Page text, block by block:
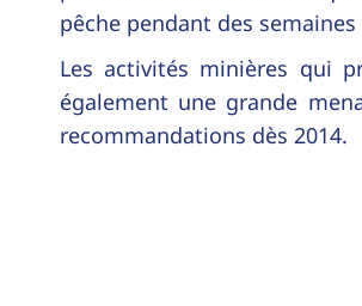
pêche pendant des
Les activités minières qui
également une grande
recommandations dès 2014.